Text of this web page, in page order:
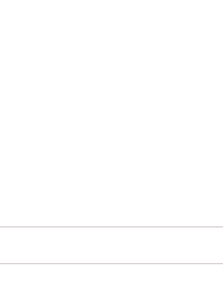
月八月 简易的零星整